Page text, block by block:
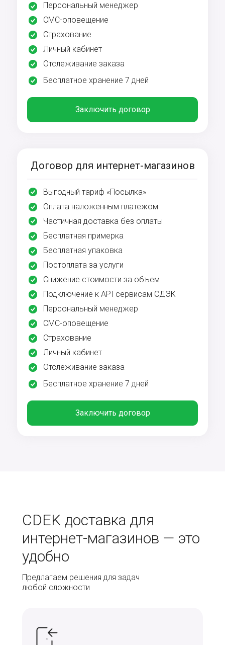
Персональный менеджер
СМС-оповещение
Страхование
Личный кабинет
Отслеживание заказа
Бесплатное хранение 7 дней
Выгодный тариф «Посылка»
Оплата наложенным платежом
Частичная доставка без оплаты
Бесплатная примерка
Бесплатная упаковка
Постоплата за услуги
Снижение стоимости за объем
Подключение к API сервисам СДЭК
Персональный менеджер
СМС-оповещение
Страхование
Личный кабинет
Отслеживание заказа
Бесплатное хранение 7 дней
Договор для интернет-магазинов
Заключить договор
Заключить договор
CDEK доставка для
интернет-магазинов — это
удобно
Предлагаем решения для задач
любой сложности